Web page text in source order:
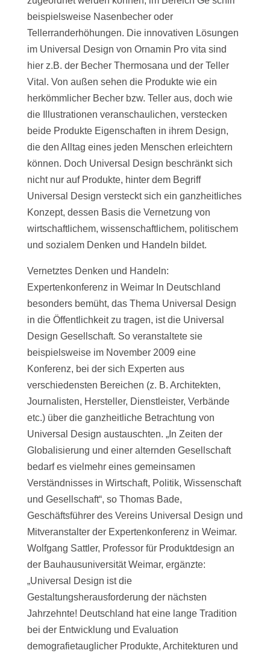
beispielsweise Nasenbecher oder
Tellerranderhöhungen. Die innovativen Lösungen
im Universal Design von Ornamin Pro­ vita sind
hier z.B. der Becher Thermosana und der Teller
Vital. Von außen sehen die Produkte wie ein
herkömmlicher Becher bzw. Teller aus, doch wie
die Illustrationen veranschaulichen, verstecken
beide Produkte Eigenschaften in ihrem Design,
die den Alltag eines jeden Menschen erleichtern
können. Doch Universal Design beschränkt sich
nicht nur auf Produkte, hinter dem Begriff
Universal Design versteckt sich ein ganzheitliches
Konzept, dessen Basis die Vernetzung von
wirtschaftlichem, wissenschaftlichem, politischem
und sozialem Denken und Handeln bildet.
Vernetztes Denken und Handeln:
Expertenkonferenz in Weimar In Deutschland
besonders bemüht, das Thema Universal Design
in die Öffentlichkeit zu tragen, ist die Universal
Design Gesellschaft. So veranstaltete sie
beispielsweise im November 2009 eine
Konferenz, bei der sich Experten aus
verschiedensten Bereichen (z. B. Architekten,
Journalisten, Hersteller, Dienstleister, Verbände
etc.) über die ganzheitliche Betrachtung von
Universal Design austauschten. „In Zeiten der
Globalisierung und einer alternden Gesellschaft
bedarf es vielmehr eines gemeinsamen
Verständnisses in Wirtschaft, Politik, Wissenschaft
und Gesellschaft“, so Thomas Bade,
Geschäftsführer des Vereins Universal Design und
Mitveranstalter der Expertenkonferenz in Weimar.
Wolfgang Sattler, Professor für Produktdesign an
der Bauhausuniversität Weimar, ergänzte:
„Universal Design ist die
Gestaltungsherausforderung der nächsten
Jahrzehnte! Deutschland hat eine lange Tradition
bei der Entwicklung und Evaluation
demografietauglicher Produkte, Architekturen und